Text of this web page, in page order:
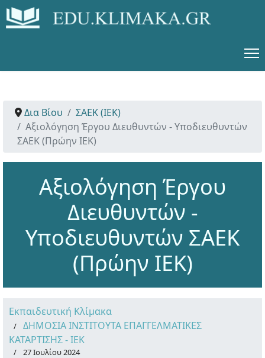
Δια Βίου
ΣΑΕΚ (ΙΕΚ)
Αξιολόγηση Έργου Διευθυντών - Υποδιευθυντών
ΣΑΕΚ (Πρώην ΙΕΚ)
Αξιολόγηση Έργου
Διευθυντών -
Υποδιευθυντών ΣΑΕΚ
(Πρώην ΙΕΚ)
Εκπαιδευτική Κλίμακα
ΔΗΜΟΣΙΑ ΙΝΣΤΙΤΟΥΤΑ ΕΠΑΓΓΕΛΜΑΤΙΚΕΣ
ΚΑΤΑΡΤΙΣΗΣ - ΙΕΚ
27 Ιουλίου 2024